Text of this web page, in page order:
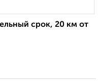
срок, 20 км от